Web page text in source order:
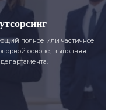
полное или частичное
основе, выполняя